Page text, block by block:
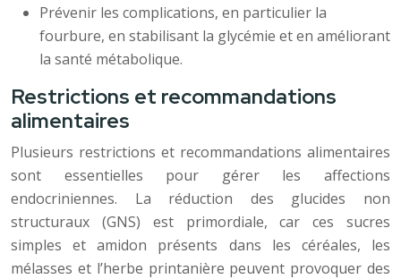
Prévenir les complications, en particulier la
fourbure, en stabilisant la glycémie et en améliorant
la santé métabolique.
Restrictions et recommandations
alimentaires
Plusieurs restrictions et recommandations alimentaires
sont essentielles pour gérer les affections
endocriniennes. La réduction des glucides non
structuraux (GNS) est primordiale, car ces sucres
simples et amidon présents dans les céréales, les
mélasses et l’herbe printanière peuvent provoquer des